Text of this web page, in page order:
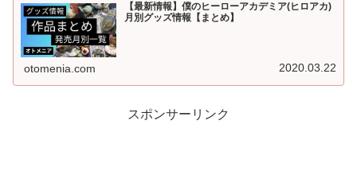
【最新情報】僕のヒーローアカデミア(ヒロアカ)
月別グッズ情報【まとめ】
otomenia.com 2020.03.22
スポンサーリンク